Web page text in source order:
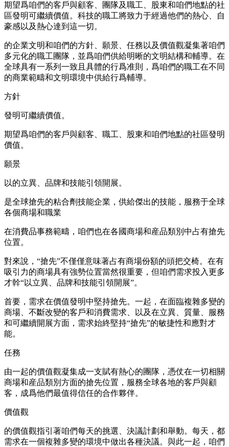
期望爲咱們的客戶與顧客、團隊及職工、股東和咱們地點的社
區發明可繼續價值。科技的職工將致力于經過他們的熱心、自
豪感以及熱心達到這一切。
的企業文明和咱們的方針、願景、任務以及價值觀凝集著咱們
多元化的職工團隊，並爲咱們供給明晰的文明結構和輔導。在
全球具有一系列一致且具體的行爲准則，爲咱們的職工在不同
的商業範疇和文明環境中供給行爲輔導。
方針
發明可繼續價值。
期望爲咱們的客戶與顧客、職工、股東和咱們地點的社區發明
價值。
願景
以的立異、品牌和技能引領開展。
是全球搶先的粘合劑技能企業，供給傑出的技能，服務于全球
各個商場和職業
在消費品事務範疇，咱們也在各國商場和産品類別中占有搶先
位置。
對來說，“搶先”不僅僅意味著占有商場份額的頭把交椅。在有
吸引力的商場具有強勢位置當然很重要，但咱們需求投入更多
才幹“以立異、品牌和技能引領開展”。
首要，需求在價值發明中堅持搶先。一起，在面臨複雜多變的
商場、不斷改變的客戶和消費需求、以及在立異、質量、服務
和可繼續開展方面，需求始終堅持“搶先”的敏捷性和應對才
能。
任務
由一起的價值觀凝集成一支賦有熱心的團隊，憑仗在一切相關
商場和産品類別方面的搶先位置，服務全球各地的客戶與顧
客，成爲他們最值得信任的合作夥伴。
價值觀
的價值觀指引著咱們每天的挑選、決議計劃和舉動。每天，都
需求在一個複雜多變的環境中做出各種決議。與此一起，咱們